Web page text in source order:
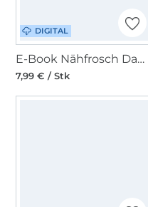
DIGITAL
E-Book Nähfrosch Damentop/Kleid BULU
7,99 € / Stk